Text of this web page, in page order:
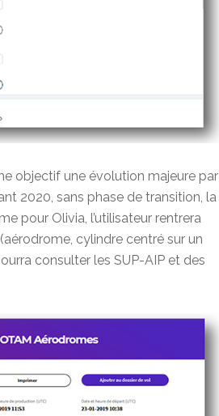
objectif une évolution majeure par
2020, sans phase de transition, la
pour Olivia, l’utilisateur rentrera
cylindre centré sur un
consulter les SUP-AIP et des